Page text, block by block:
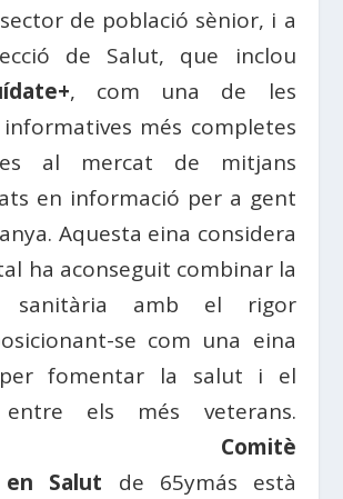
de població sènior, i a
de Salut, que inclou
, com una de les
més completes
al mercat de mitjans
en informació per a gent
. Aquesta eina considera
ha aconseguit combinar la
sanitària amb el rigor
se com una eina
per fomentar la salut i el
entre els més veterans.
Comitè
en Salut de 65ymás està